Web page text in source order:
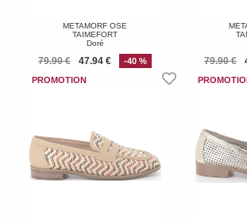
METAMORF OSE
TAIMEFORT
Doré
79.90 € 47.94 € -40 % 79.90 €